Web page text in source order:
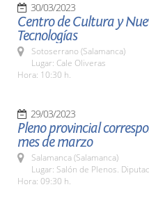
30/03/2023
Centro de Cultura y
Tecnologías
Sotoserrano (Salamanca)
Lugar: Cale Oliveras
Hora: 10:30 h.
29/03/2023
Pleno provincial
mes de marzo
Salamanca (Salamanca)
Lugar: Salón de Plenos.
Hora: 09:30 h.